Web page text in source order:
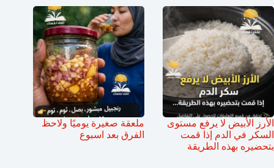
الأرز الأبيض لا يرفع مستوى
السكر في الدم إذا قمت
بتحضيره بهذه الطريقة
ملعقة صغيرة يوميًا ولاحظ
الفرق بعد اسبوع